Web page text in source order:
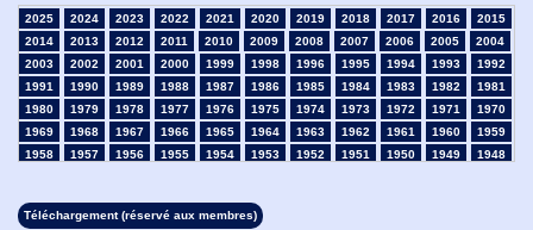
2025 2024 2023 2022 2021 2020 2019 2018 2017 2016
2015
2014
2013 2012 2011 2010 2009 2008 2007 2006 2005
2004
2003
2002 2001 2000 1999 1998 1996 1995 1994 1993
1992
1991
1990 1989 1988 1987 1986 1985 1984 1983 1982
1981
1980
1979 1978 1977 1976 1975 1974 1973 1972 1971
1970
1969
1968 1967 1966 1965 1964 1963 1962 1961 1960
1959
1958
1957 1956 1955 1954 1953 1952 1951 1950 1949
1948
1913
1912 1911 1910 1909 1908
Téléchargement (réservé aux membres)